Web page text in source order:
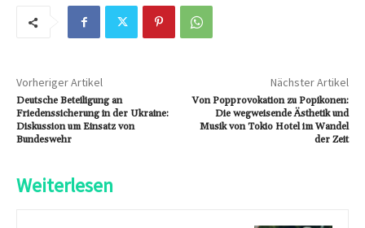
Vorheriger Artikel
Deutsche Beteiligung an
Friedenssicherung in der Ukraine:
Diskussion um Einsatz von
Bundeswehr
Nächster Artikel
Von Popprovokation zu Popikonen:
Die wegweisende Ästhetik und
Musik von Tokio Hotel im Wandel
der Zeit
Weiterlesen